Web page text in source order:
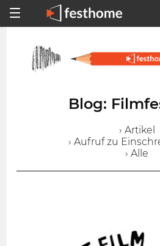
Blog:
› Artikel
› Aufruf zu
› Alle